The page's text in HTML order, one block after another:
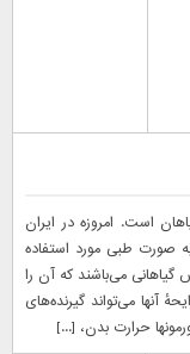
است. امروزه در ایران
و به صورت طبی مورد استفاده
گیاهانی می‌باشند که آن را
آنها می‌تواند گیرنده‌های
حرارت بدن، [...]